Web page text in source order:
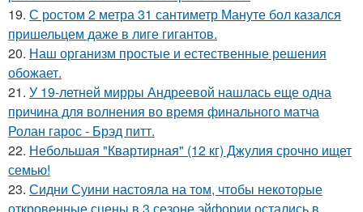
19. С ростом 2 метра 31 сантиметр Мануте бол казался
пришельцем даже в лиге гигантов.
20. Наш организм простые и естественные решения
обожает.
21. У 19-летней мирры Андреевой нашлась еще одна
причина для волнения во время финального матча
Ролан гарос - Брэд питт.
22. Небольшая "Квартирная" (12 кг) Джулия срочно ищет
семью!
23. Сидни Суини настояла на том, чтобы некоторые